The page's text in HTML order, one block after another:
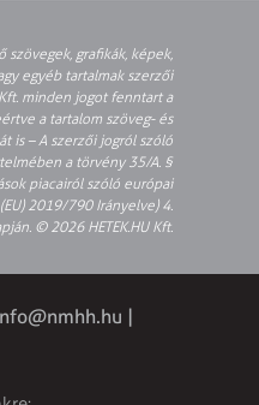
grafikák, képek,
egyéb tartalmak szerzői
minden jogot fenntart a
a tartalom szöveg- és
is – A szerzői jogról szóló
a törvény 35/A. §
piacairól szóló európai
2019/790 Irányelve) 4.
© 2026 HETEK.HU Kft.